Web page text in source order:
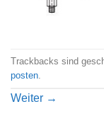
Trackbacks sind
posten
Weiter →